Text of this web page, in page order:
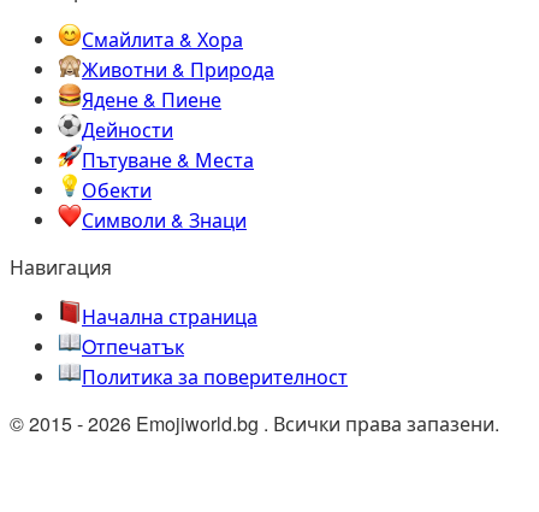
Смайлита & Хора
Животни & Природа
Ядене & Пиене
Дейности
Пътуване & Места
Обекти
Символи & Знаци
Навигация
Начална страница
Oтпечатък
Политика за поверителност
© 2015 - 2026 Emojiworld.bg . Всички права запазени.